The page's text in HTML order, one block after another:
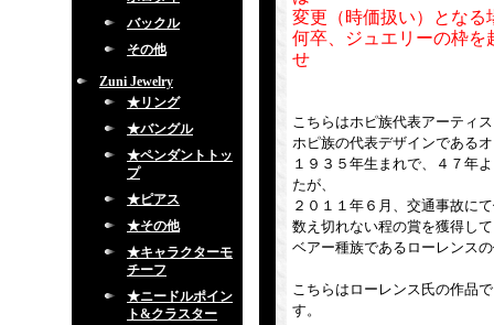
バックル
その他
Zuni Jewelry
★リング
★バングル
★ペンダントトッ
プ
★ピアス
★その他
★キャラクターモ
チーフ
★ニードルポイン
ト&クラスター
変更（時価扱い）となる
何卒、ジュエリーの枠を
せ
こちらはホピ族代表アーティ
ホピ族の代表デザインである
１９３５年生まれで、４７年
たが、
２０１１年６月、交通事故に
数え切れない程の賞を獲得し
ベアー種族であるローレンス
こちらはローレンス氏の作品
す。